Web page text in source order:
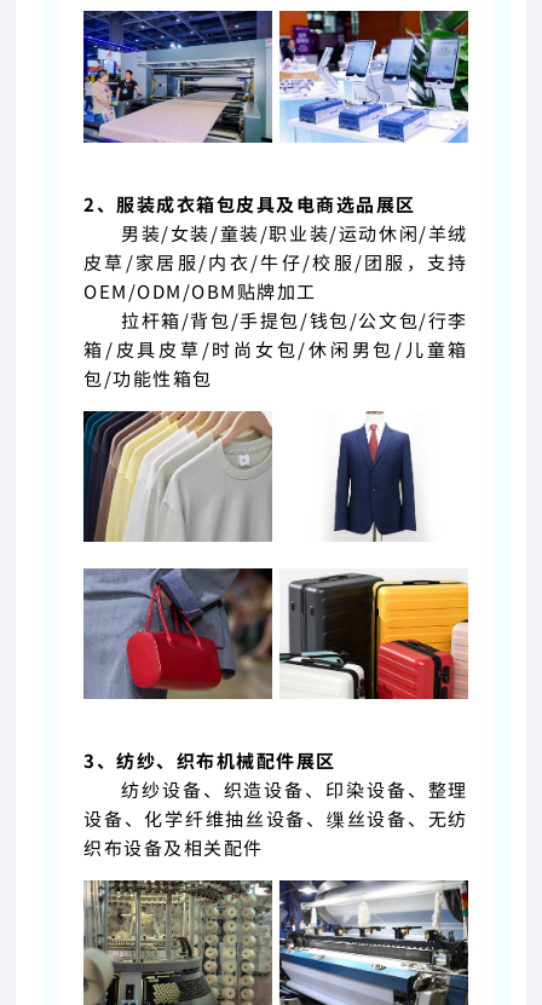
2、服装成衣箱包皮具及电商选品展区
男装/女装/童装/职业装/运动休闲/羊绒
皮草/家居服/内衣/牛仔/校服/团服，支持
OEM/ODM/OBM贴牌加工
拉杆箱/背包/手提包/钱包/公文包/行李
箱/皮具皮草/时尚女包/休闲男包/儿童箱
包/功能性箱包
3、纺纱、织布机械配件展区
纺纱设备、织造设备、印染设备、整理
设备、化学纤维抽丝设备、缫丝设备、无纺
织布设备及相关配件